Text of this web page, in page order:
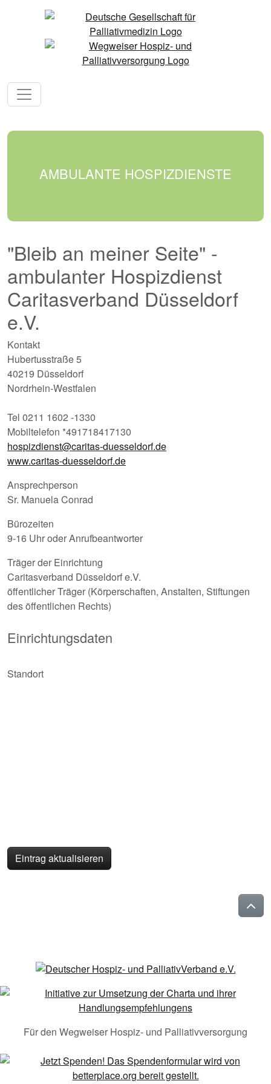
AMBULANTE HOSPIZDIENSTE
"Bleib an meiner Seite" -
ambulanter Hospizdienst
Caritasverband Düsseldorf
e.V.
Kontakt
Hubertusstraße 5
40219 Düsseldorf
Nordrhein-Westfalen
Tel 0211 1602 -1330
Mobiltelefon *491718417130
hospizdienst@caritas-duesseldorf.de
www.caritas-duesseldorf.de
Ansprechperson
Sr. Manuela Conrad
Bürozeiten
9-16 Uhr oder Anrufbeantworter
Träger der Einrichtung
Caritasverband Düsseldorf e.V.
öffentlicher Träger (Körperschaften, Anstalten, Stiftungen
des öffentlichen Rechts)
Einrichtungsdaten
Standort
Eintrag aktualisieren
Für den Wegweiser Hospiz- und Palliativversorgung